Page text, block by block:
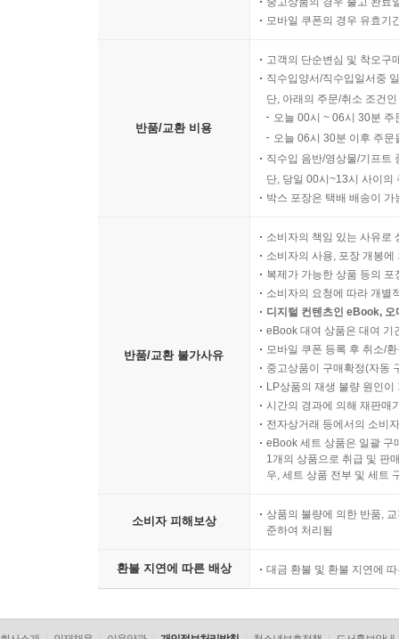
모바일 쿠폰의 경우 유효기
반품/교환 비용
고객의 단순변심 및 착오구
직수입양서/직수입일서중
단, 아래의 주문/취소 조건
오늘 00시 ~ 06시 30분
오늘 06시 30분 이후 주
직수입 음반/영상물/기프트
단, 당일 00시~13시 사이의
박스 포장은 택배 배송이
반품/교환 불가사유
소비자의 책임 있는 사유로
소비자의 사용, 포장 개봉
복제가 가능한 상품 등의
소비자의 요청에 따라 개별
디지털 컨텐츠인 eBook,
eBook 대여 상품은 대여 기
모바일 쿠폰 등록 후 취소/
중고상품이 구매확정(자동
LP상품의 재생 불량 원인
시간의 경과에 의해 재판매
전자상거래 등에서의 소비
eBook 세트 상품은 일괄 구
1개의 상품으로 취급 및 판
우, 세트 상품 전부 및 세트
소비자 피해보상
상품의 불량에 의한 반품,
준하여 처리됨
환불 지연에 따른 배상 대금 환불 및 환불 지연에